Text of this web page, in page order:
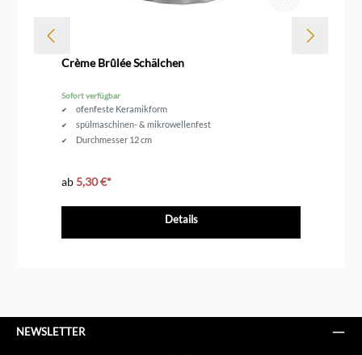
Crème Brûlée Schälchen
Sofort verfügbar
ofenfeste Keramikform
spülmaschinen- & mikrowellenfest
Durchmesser 12 cm
ab 5,30 €*
Details
NEWSLETTER